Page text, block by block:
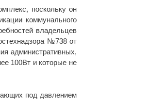
поскольку он
коммунального
владельцев
№738 от
административных,
100Вт и которые не
под давлением